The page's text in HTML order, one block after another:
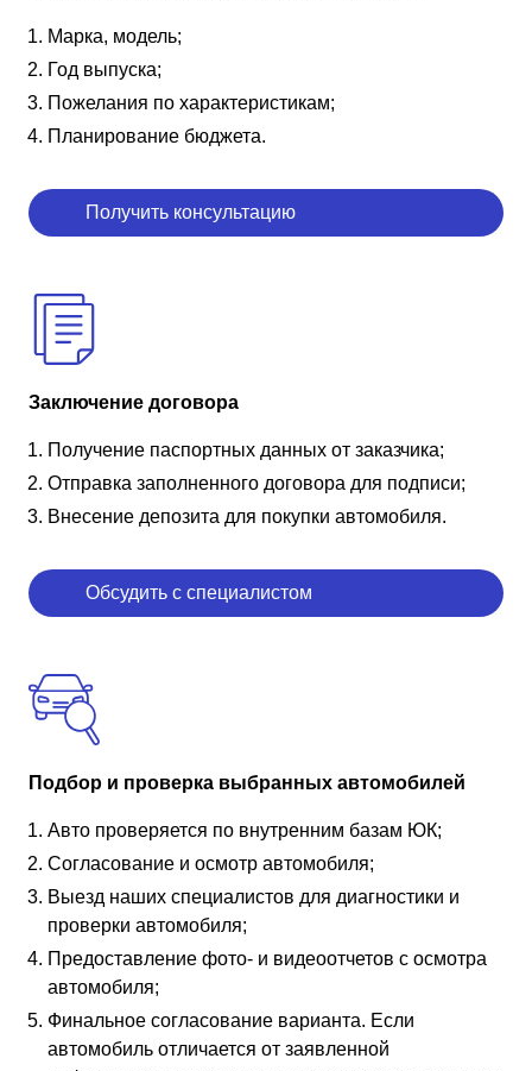
Марка, модель;
Год выпуска;
Пожелания по характеристикам;
Планирование бюджета.
Получить консультацию
Заключение договора
Получение паспортных данных от заказчика;
Отправка заполненного договора для подписи;
Внесение депозита для покупки автомобиля.
Обсудить с специалистом
Подбор и проверка выбранных автомобилей
Авто проверяется по внутренним базам ЮК;
Согласование и осмотр автомобиля;
Выезд наших специалистов для диагностики и
проверки автомобиля;
Предоставление фото- и видеоотчетов с осмотра
автомобиля;
Финальное согласование варианта. Если
автомобиль отличается от заявленной